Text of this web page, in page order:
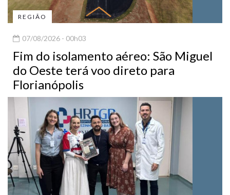
REGIÃO
07/08/2026 - 00h03
Fim do isolamento aéreo: São Miguel
do Oeste terá voo direto para
Florianópolis